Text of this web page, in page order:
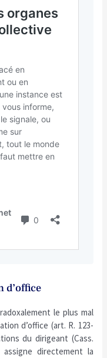
d’office
le plus mal
d’office (art. R. 123-
du dirigeant (Cass.
assigne directement la